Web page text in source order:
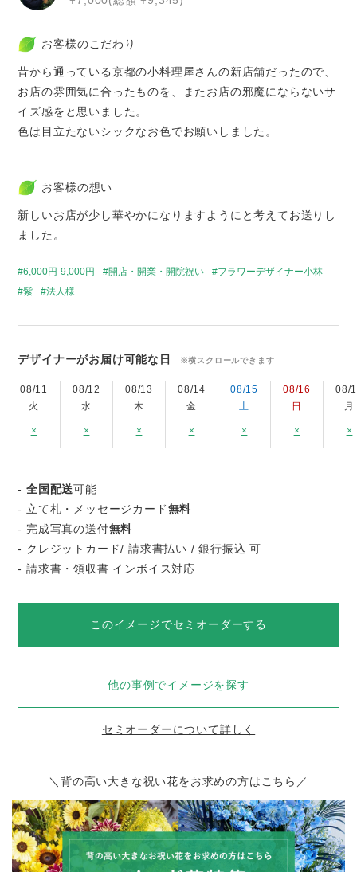
お客様のこだわり
昔から通っている京都の小料理屋さんの新店舗だったので、
お店の雰囲気に合ったものを、またお店の邪魔にならないサ
イズ感をと思いました。
色は目立たないシックなお色でお願いしました。
お客様の想い
新しいお店が少し華やかになりますようにと考えてお送りし
ました。
6,000円-9,000円 開店・開業・開院祝い
フラワーデザイナー小林
紫
法人様
デザイナーがお届け可能な日 ※横スクロールできます
08/11
火
×
08/12
水
×
08/13
木
×
08/14
金
×
08/15
土
×
08/16
日
×
08/
月
×
-全国配送可能
- 立て札・メッセージカード無料
- 完成写真の送付無料
- クレジットカード/ 請求書払い / 銀行振込 可
- 請求書・領収書 インボイス対応
このイメージでセミオーダーする
他の事例でイメージを探す
セミオーダーについて詳しく
＼背の高い大きな祝い花をお求めの方はこちら／